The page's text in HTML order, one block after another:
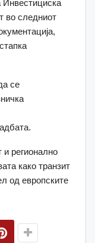
Инвестициска
во следниот
се
и регионално
како транзит
од европските